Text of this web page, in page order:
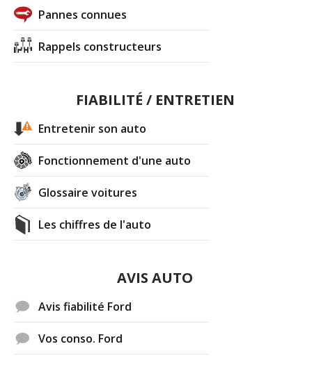
Pannes connues
Rappels constructeurs
FIABILITÉ / ENTRETIEN
Entretenir son auto
Fonctionnement d'une auto
Glossaire voitures
Les chiffres de l'auto
AVIS AUTO
Avis fiabilité Ford
Vos conso. Ford